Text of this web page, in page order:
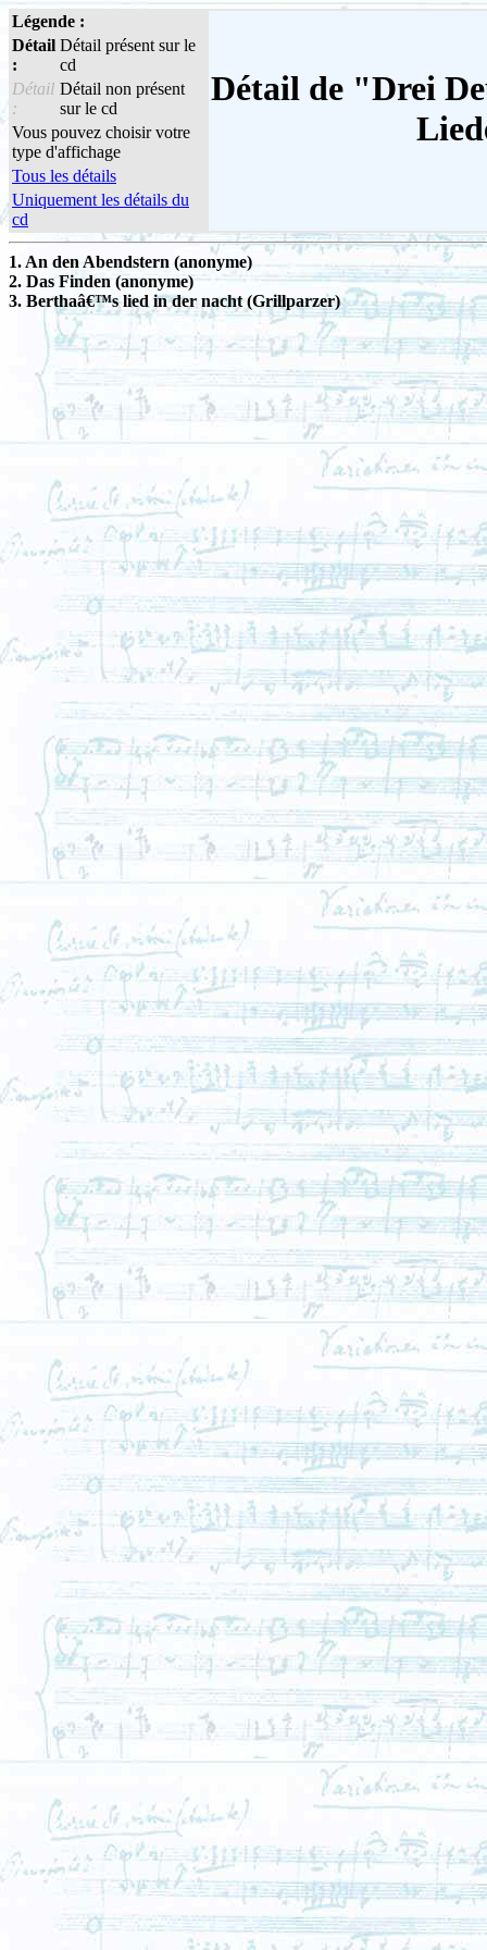
Légende :
Détail de "Drei
Détail
:
Détail présent sur le
cd
Détail
:
Détail non présent
sur le cd
Vous pouvez choisir votre
type d'affichage
Tous les détails
Uniquement les détails du
cd
1. An den Abendstern (anonyme)
2. Das Finden (anonyme)
3. Berthaâ€™s lied in der nacht (Grillparzer)